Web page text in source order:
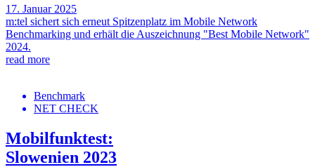
17. Januar 2025
m:tel sichert sich erneut Spitzenplatz im Mobile Network
Benchmarking und erhält die Auszeichnung "Best Mobile Network"
2024.
read more
Benchmark
NET CHECK
Mobilfunktest:
Slowenien 2023